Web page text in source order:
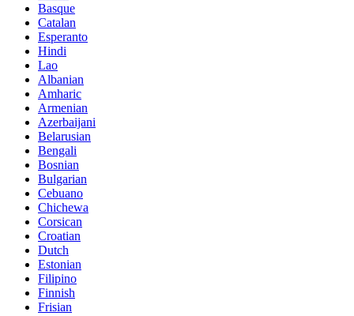
Basque
Catalan
Esperanto
Hindi
Lao
Albanian
Amharic
Armenian
Azerbaijani
Belarusian
Bengali
Bosnian
Bulgarian
Cebuano
Chichewa
Corsican
Croatian
Dutch
Estonian
Filipino
Finnish
Frisian